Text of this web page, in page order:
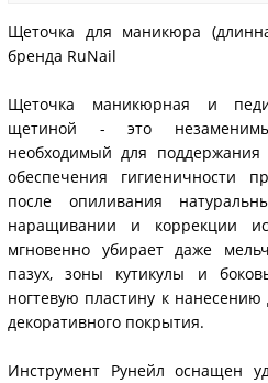
Щеточка для маникюра
бренда RuNail
Щеточка маникюрная и
щетиной - это
необходимый для
обеспечения гигиеничности
после опиливания
наращивании и коррекции
мгновенно убирает даже
пазух, зоны кутикулы и
ногтевую пластину к
декоративного покрытия.
Инструмент Рунейл оснащен